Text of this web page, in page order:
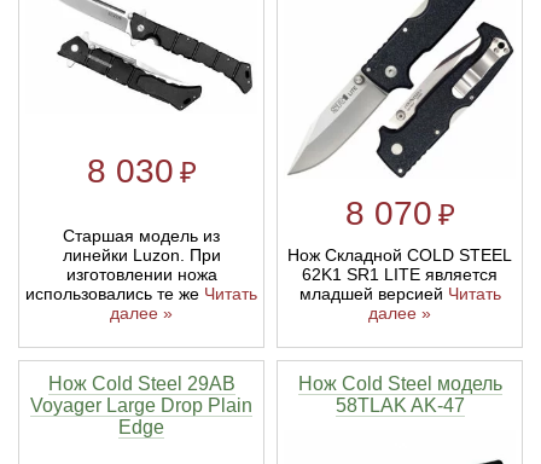
8 030 ₽
Старшая модель из
линейки Luzon. При
изготовлении ножа
использовались те же Читать
далее »
8 070 ₽
Нож Складной COLD STEEL
62K1 SR1 LITE является
младшей версией Читать
далее »
Нож Cold Steel 29AB
Voyager Large Drop Plain
Edge
Нож Cold Steel модель
58TLAK AK-47